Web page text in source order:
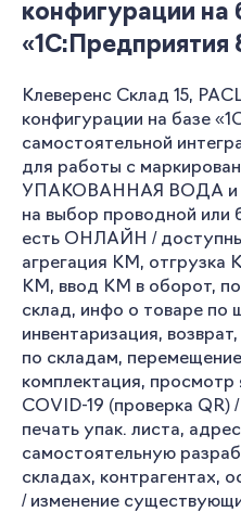
конфигурации на
«1С:Предприятия
Клеверенс Склад 15,
конфигурации на базе
самостоятельной
для работы с
УПАКОВАННАЯ ВОДА и
на выбор проводной или
есть ОНЛАЙН /
агрегация КМ, отгрузка
КМ, ввод КМ в оборот,
склад, инфо о товаре по
инвентаризация,
по складам,
комплектация,
COVID-19 (проверка
печать упак. листа,
самостоятельную
складах, контрагентах,
/ изменение